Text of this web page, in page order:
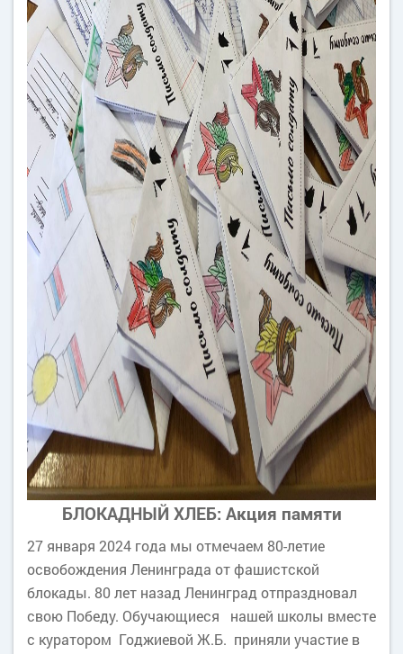
БЛОКАДНЫЙ ХЛЕБ: Акция памяти
27 января 2024 года мы отмечаем 80-летие
освобождения Ленинграда от фашистской
блокады. 80 лет назад Ленинград отпраздновал
свою Победу. Обучающиеся нашей школы вместе
с куратором Годжиевой Ж.Б. приняли участие в